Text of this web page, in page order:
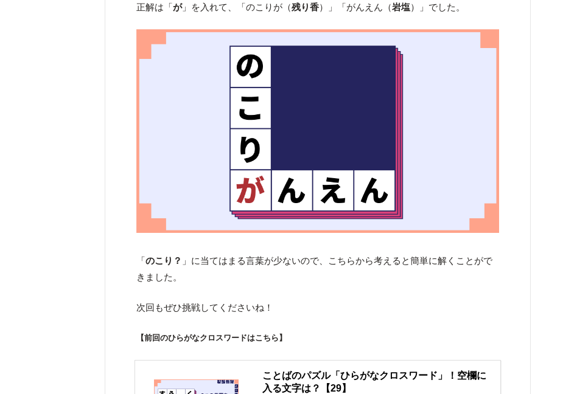
正解は「が」を入れて、「のこりが（残り香）」「がんえん（岩塩）」でした。
「のこり？ 」に当てはまる言葉が少ないので、こちらから考えると簡単に解くことがで
きました。
次回もぜひ挑戦してくださいね！
【前回のひらがなクロスワードはこちら】
ことばのパズル「ひらがなクロスワード」！空欄に
入る文字は？【29】